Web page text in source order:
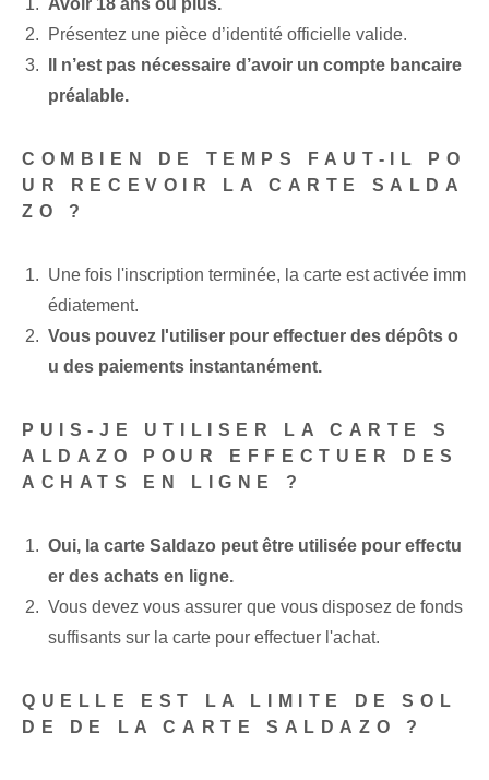
Avoir 18 ans ou plus.
Présentez une pièce d’identité officielle valide.
Il n’est pas nécessaire d’avoir un compte bancaire
préalable.
COMBIEN DE TEMPS FAUT-IL PO
UR RECEVOIR LA CARTE SALDA
ZO ?
Une fois l'inscription terminée, la carte est activée imm
édiatement.
Vous pouvez l'utiliser pour effectuer des dépôts o
u des paiements instantanément.
PUIS-JE UTILISER LA CARTE S
ALDAZO POUR EFFECTUER DES
ACHATS EN LIGNE ?
Oui, la carte Saldazo peut être utilisée pour effectu
er des achats en ligne.
Vous devez vous assurer que vous disposez de fonds
suffisants sur la carte pour effectuer l'achat.
QUELLE EST LA LIMITE DE SOL
DE DE LA CARTE SALDAZO ?